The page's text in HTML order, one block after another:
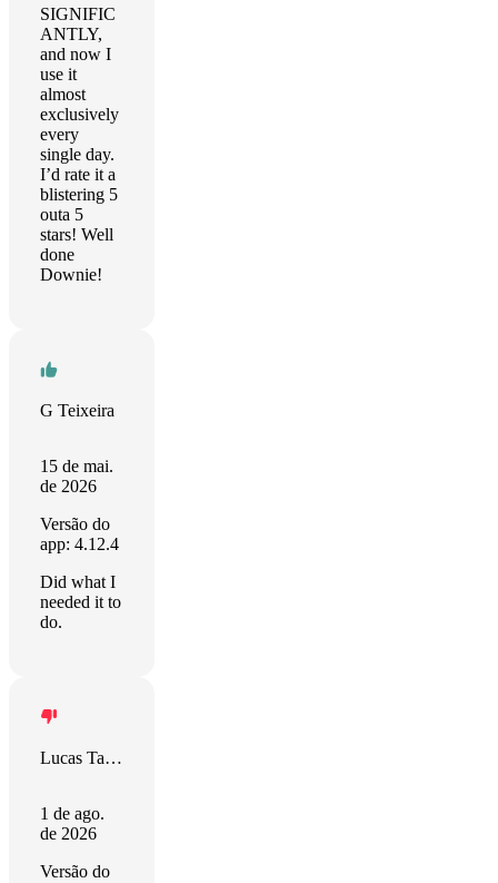
SIGNIFIC
ANTLY,
and now I
use it
almost
exclusively
every
single day.
I’d rate it a
blistering 5
outa 5
stars! Well
done
Downie!
G Teixeira
15 de mai.
de 2026
Versão do
app: 4.12.4
Did what I
needed it to
do.
Lucas Tarrasco
1 de ago.
de 2026
Versão do